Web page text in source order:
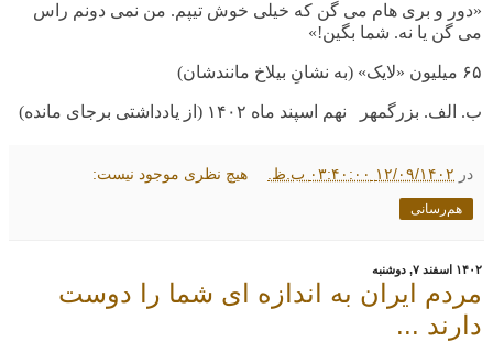
«دور و بری هام می گن که خیلی خوش تیپم. من نمی دونم راس
می گن یا نه. شما بگین!»
۶۵ میلیون «لایک» (به نشانِ بیلاخ مانندشان)
ب. الف. بزرگمهر نهم اسپند ماه ۱۴۰۲ (از یادداشتی برجای مانده)
در ۱۲/۰۹/۱۴۰۲ ۰۳:۴۰:۰۰ ب.ظ. هیچ نظری موجود نیست:
هم‌رسانی
۱۴۰۲ اسفند ۷, دوشنبه
مردم ایران به اندازه ای شما را دوست
دارند ...